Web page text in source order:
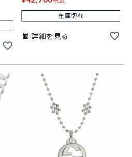
在庫切れ
詳細を見る